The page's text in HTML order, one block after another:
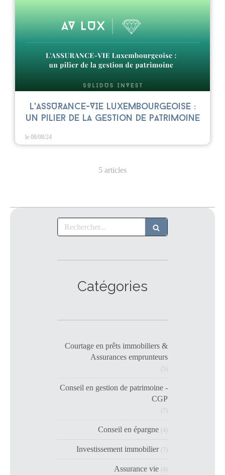
L'ASSURANCE-VIE Luxembourgeoise :
un pilier de la gestion de patrimoine
le 08/08/24
5 articles
Rechercher
Catégories
Courtage en prêts immobiliers &
Assurances emprunteurs
(5)
Conseil en gestion de patrimoine -
CGP
(7)
Conseil en épargne (4)
Investissement immobilier (7)
Assurance vie (4)